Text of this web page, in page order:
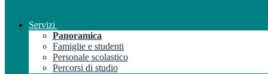
Servizi
Panoramica
Famiglie e studenti
Personale scolastico
Percorsi di studio